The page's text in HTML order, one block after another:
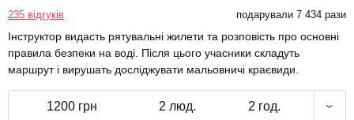
235 відгуків подарували 7 434 рази
Інструктор видасть рятувальні жилети та розповість про основні
правила безпеки на воді. Після цього учасники складуть
маршрут і вирушать досліджувати мальовничі краєвиди.
1200 грн 2 люд. 2 год.